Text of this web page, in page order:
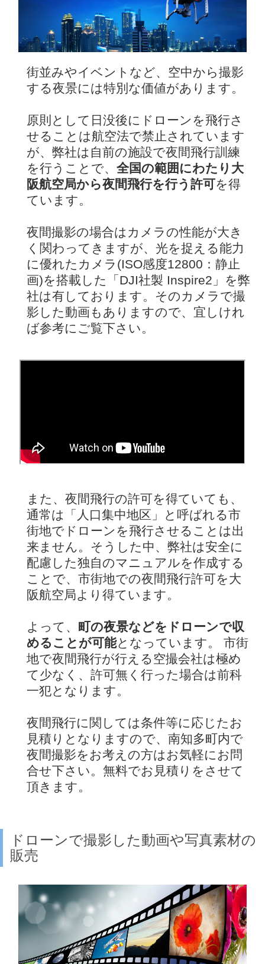
街並みやイベントなど、空中から撮影
する夜景には特別な価値があります。
原則として日没後にドローンを飛行さ
せることは航空法で禁止されています
が、弊社は自前の施設で夜間飛行訓練
を行うことで、 全国の範囲にわたり大
阪航空局から夜間飛行を行う許可を得
ています。
夜間撮影の場合はカメラの性能が大き
く関わってきますが、光を捉える能力
に優れたカメラ(ISO感度12800：静止
画)を搭載した「DJI社製 Inspire2」を弊
社は有しております。そのカメラで撮
影した動画もありますので、宜しけれ
ば参考にご覧下さい。
また、夜間飛行の許可を得ていても、
通常は「人口集中地区」と呼ばれる市
街地でドローンを飛行させることは出
来ません。そうした中、弊社は安全に
配慮した独自のマニュアルを作成する
ことで、市街地での夜間飛行許可を大
阪航空局より得ています。
よって、 町の夜景などをドローンで収
めることが可能となっています。 市街
地で夜間飛行が行える空撮会社は極め
て少なく、許可無く行った場合は前科
一犯となります。
夜間飛行に関しては条件等に応じたお
見積りとなりますので、南知多町内で
夜間撮影をお考えの方はお気軽にお問
合せ下さい。無料でお見積りをさせて
頂きます。
ドローンで撮影した動画や写真素材の
販売